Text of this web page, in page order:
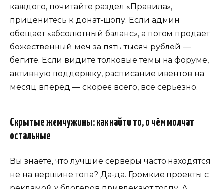
каждого, почитайте раздел «Правила»,
приценитесь к донат-шопу. Если админ
обещает «абсолютный баланс», а потом продает
божественный меч за пять тысяч рублей —
бегите. Если видите толковые темы на форуме,
активную поддержку, расписание ивентов на
месяц вперёд — скорее всего, всё серьёзно.
Скрытые жемчужины: как найти то, о чём молчат
остальные
Вы знаете, что лучшие серверы часто находятся
не на вершине топа? Да-да. Громкие проекты с